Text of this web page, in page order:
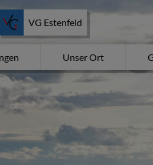
Unser Ort
VG Estenfeld